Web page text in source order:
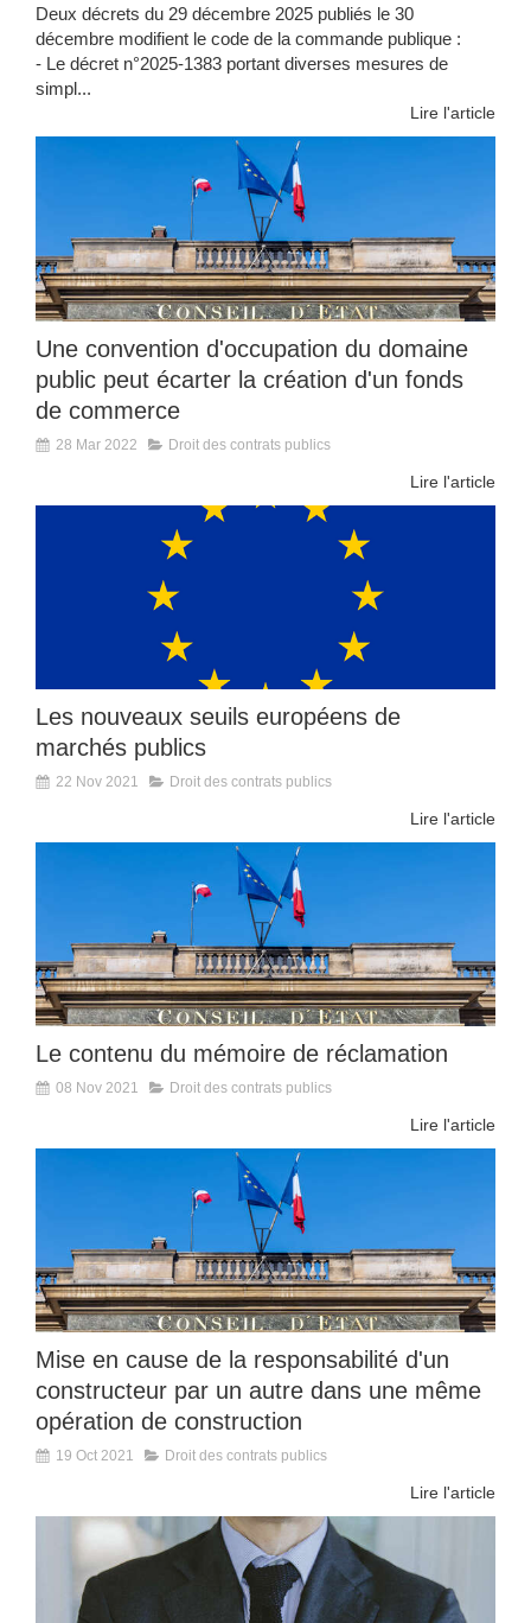
Deux décrets du 29 décembre 2025 publiés le 30
décembre modifient le code de la commande publique :
- Le décret n°2025-1383 portant diverses mesures de
simpl...
Lire l'article
Une convention d'occupation du domaine
public peut écarter la création d'un fonds
de commerce
28 Mar 2022 Droit des contrats publics
Lire l'article
Les nouveaux seuils européens de
marchés publics
22 Nov 2021 Droit des contrats publics
Lire l'article
Le contenu du mémoire de réclamation
08 Nov 2021 Droit des contrats publics
Lire l'article
Mise en cause de la responsabilité d'un
constructeur par un autre dans une même
opération de construction
19 Oct 2021 Droit des contrats publics
Lire l'article